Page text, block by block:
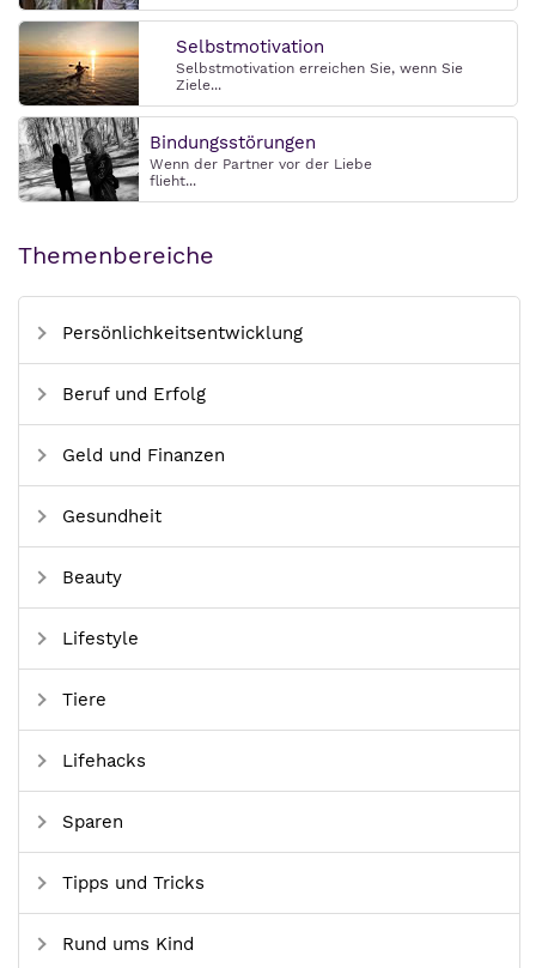
Selbstmotivation
Selbstmotivation erreichen Sie, wenn Sie
Ziele...
Bindungsstörungen
Wenn der Partner vor der Liebe
flieht...
Themenbereiche
Persönlichkeitsentwicklung
Beruf und Erfolg
Geld und Finanzen
Gesundheit
Beauty
Lifestyle
Tiere
Lifehacks
Sparen
Tipps und Tricks
Rund ums Kind